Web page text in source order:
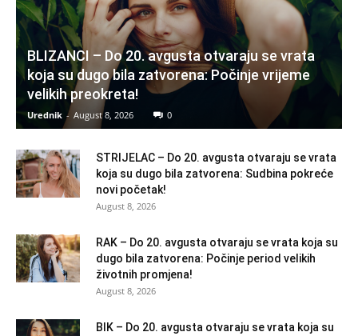
BLIZANCI – Do 20. avgusta otvaraju se vrata
koja su dugo bila zatvorena: Počinje vrijeme
velikih preokreta!
Urednik - August 8, 2026 0
STRIJELAC – Do 20. avgusta otvaraju se vrata
koja su dugo bila zatvorena: Sudbina pokreće
novi početak!
August 8, 2026
RAK – Do 20. avgusta otvaraju se vrata koja su
dugo bila zatvorena: Počinje period velikih
životnih promjena!
August 8, 2026
BIK – Do 20. avgusta otvaraju se vrata koja su